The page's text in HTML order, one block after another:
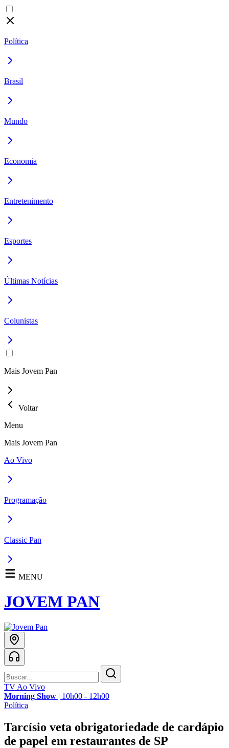
Política
Brasil
Mundo
Economia
Entretenimento
Esportes
Últimas Notícias
Colunistas
Mais Jovem Pan
Voltar
Menu
Mais Jovem Pan
Ao Vivo
Programação
Classic Pan
MENU
JOVEM PAN
TV Ao Vivo
Morning Show | 10h00 - 12h00
Política
Tarcísio veta obrigatoriedade de cardápio
de papel em restaurantes de SP